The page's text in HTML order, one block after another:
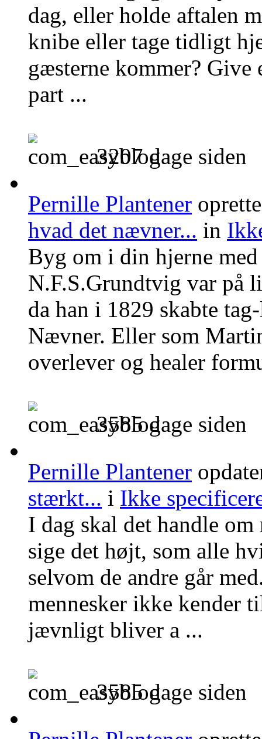
dag, eller holde aftalen
knibe eller tage tidligt
gæsterne kommer?
part ...
3207 dage siden
Pernille Plantener
hvad det nævner... in
Byg om i din hjerne
N.F.S.Grundtvig var på
da han i 1829 skabte
Nævner. Eller som
overlever og healer
3585 dage siden
Pernille Plantener
stærkt... i Ikke
I dag skal det handle
sige det højt, som alle
selvom de andre går
mennesker ikke kender
jævnligt bliver a ...
3585 dage siden